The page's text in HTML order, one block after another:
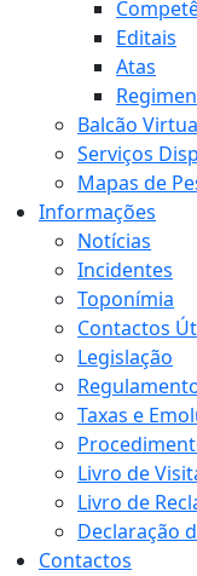
Editais
Atas
Balcão
Serviços
Mapas de
Informações
Notícias
Incidentes
Toponímia
Contactos
Legislação
Taxas e
Livro de
Livro de
Declaração
Contactos